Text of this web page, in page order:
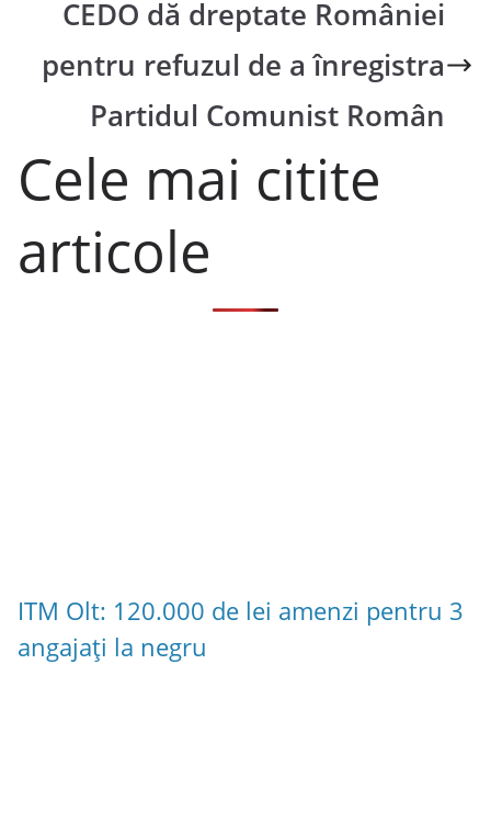
CEDO dă dreptate României
pentru refuzul de a înregistra
Partidul Comunist Român
Cele mai citite
articole
ITM Olt: 120.000 de lei amenzi pentru 3
angajați la negru